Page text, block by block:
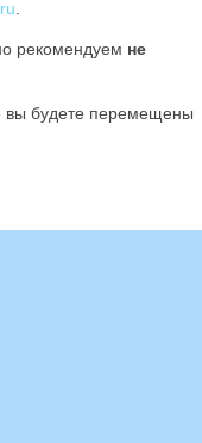
рекомендуем не
вы будете перемещены